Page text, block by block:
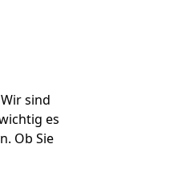
sind
es
Ob Sie